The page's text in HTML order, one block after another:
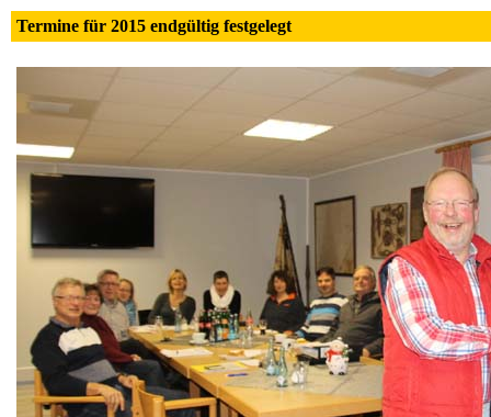
Termine für 2015 endgültig festgelegt